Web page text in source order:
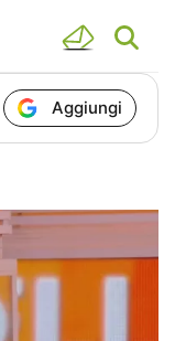
Aggiungi